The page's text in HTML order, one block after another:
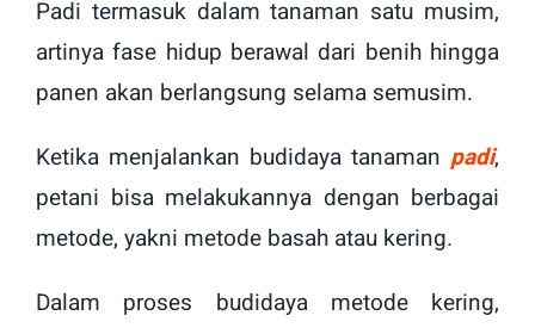
Padi termasuk dalam tanaman satu musim,
artinya fase hidup berawal dari benih hingga
panen akan berlangsung selama semusim.
Ketika menjalankan budidaya tanaman padi,
petani bisa melakukannya dengan berbagai
metode, yakni metode basah atau kering.
Dalam proses budidaya metode kering,